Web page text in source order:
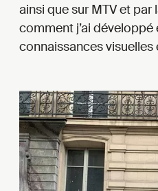
ainsi que sur MTV et par
comment j’ai
connaissances